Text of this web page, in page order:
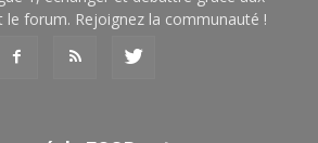
le forum. Rejoignez la communauté !